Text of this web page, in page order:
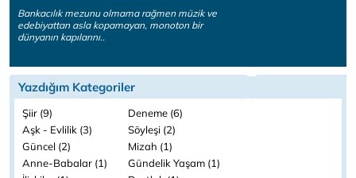
Bankacılık mezunu olmama rağmen müzik ve
edebiyattan asla kopamayan, monoton bir
dünyanın kapılarını..
Yazdığım Kategoriler
Şiir (9)
Deneme (6)
Aşk - Evlilik (3)
Söyleşi (2)
Güncel (2)
Mizah (1)
Anne-Babalar (1)
Gündelik Yaşam (1)